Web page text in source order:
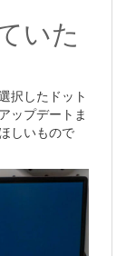
いた
択したドット
ップデートま
しいもので